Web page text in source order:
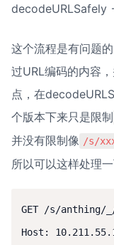
这个流程是有问题
过URL编码的内容
点，在
个版本下来只是限制
并没有限制像 /s/
所以可以这样处理
GET /s/anthing/
Host: